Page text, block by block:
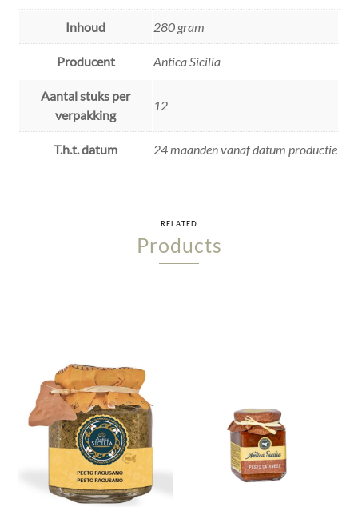
Inhoud 280 gram
Producent Antica Sicilia
Aantal stuks per
verpakking
12
T.h.t. datum 24 maanden vanaf datum productie
RELATED
Products